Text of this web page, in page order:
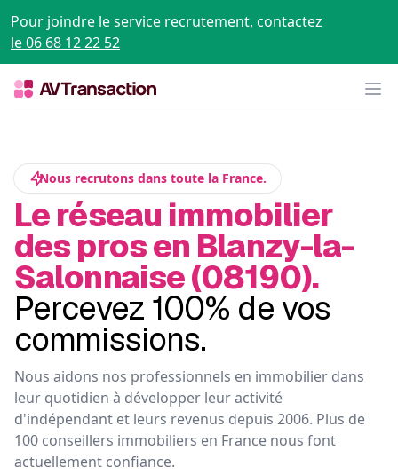
Pour joindre le service recrutement, contactez
le 06 68 12 22 52
Nous recrutons dans toute la France.
Le réseau immobilier
des pros en Blanzy-la-
Salonnaise (08190).
Percevez 100% de vos
commissions.
Nous aidons nos professionnels en immobilier dans
leur quotidien à développer leur activité
d'indépendant et leurs revenus depuis 2006. Plus de
100 conseillers immobiliers en France nous font
actuellement confiance.